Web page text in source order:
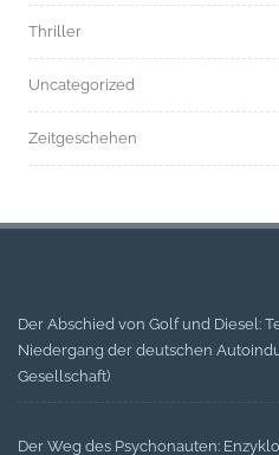
Thriller
Uncategorized
Zeitgeschehen
Der Abschied von Golf und Diesel:
Niedergang der deutschen
Gesellschaft)
Der Weg des Psychonauten: